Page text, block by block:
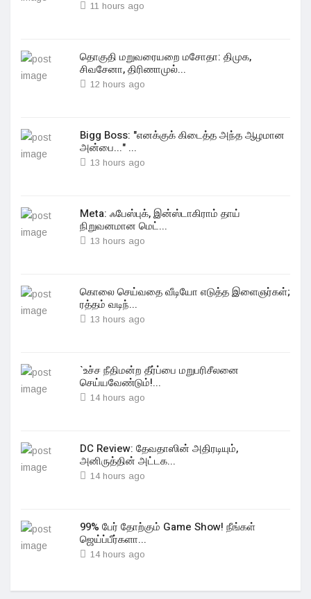
11 hours ago
தொகுதி மறுவரையறை மசோதா: திமுக,
சிவசேனா, திரிணாமுல்...
12 hours ago
Bigg Boss: "எனக்குக் கிடைத்த அந்த ஆழமான
அன்பை..." ...
13 hours ago
Meta: ஃபேஸ்புக், இன்ஸ்டாகிராம் தாய்
நிறுவனமான மெட்...
13 hours ago
கொலை செய்வதை வீடியோ எடுத்த இளைஞர்கள்;
ரத்தம் வடிந்...
13 hours ago
`உச்ச நீதிமன்ற தீர்ப்பை மறுபரிசீலனை
செய்யவேண்டும்!...
14 hours ago
DC Review: தேவதாஸின் அதிரடியும்,
அனிருத்தின் அட்டக...
14 hours ago
99% பேர் தோற்கும் Game Show! நீங்கள்
ஜெய்ப்பீர்களா...
14 hours ago